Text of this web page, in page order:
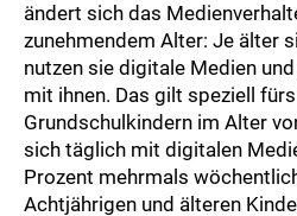
ändert sich das
zunehmendem Alter: Je älter
nutzen sie digitale Medien
mit ihnen. Das gilt speziell
Grundschulkindern im Alter
sich täglich mit digitalen
Prozent mehrmals
Achtjährigen und älteren